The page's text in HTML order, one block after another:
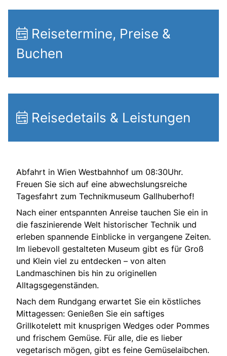
Reisetermine, Preise &
Buchen
Reisedetails & Leistungen
Abfahrt in Wien Westbahnhof um 08:30Uhr.
Freuen Sie sich auf eine abwechslungsreiche
Tagesfahrt zum Technikmuseum Gallhuberhof!
Nach einer entspannten Anreise tauchen Sie ein in
die faszinierende Welt historischer Technik und
erleben spannende Einblicke in vergangene Zeiten.
Im liebevoll gestalteten Museum gibt es für Groß
und Klein viel zu entdecken – von alten
Landmaschinen bis hin zu originellen
Alltagsgegenständen.
Nach dem Rundgang erwartet Sie ein köstliches
Mittagessen: Genießen Sie ein saftiges
Grillkotelett mit knusprigen Wedges oder Pommes
und frischem Gemüse. Für alle, die es lieber
vegetarisch mögen, gibt es feine Gemüselaibchen.